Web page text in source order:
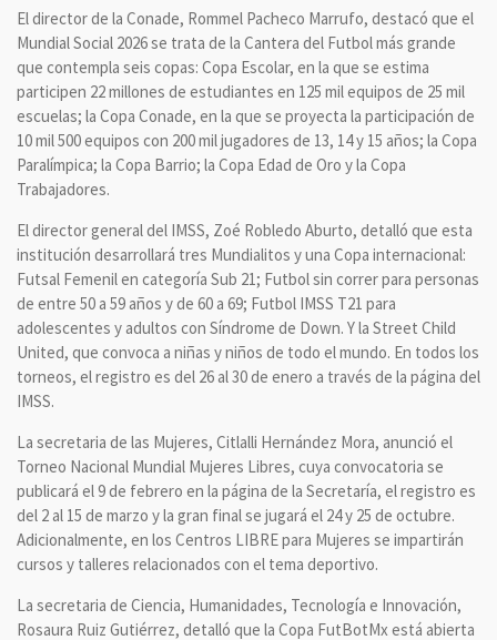
El director de la Conade, Rommel Pacheco Marrufo, destacó que el
Mundial Social 2026 se trata de la Cantera del Futbol más grande
que contempla seis copas: Copa Escolar, en la que se estima
participen 22 millones de estudiantes en 125 mil equipos de 25 mil
escuelas; la Copa Conade, en la que se proyecta la participación de
10 mil 500 equipos con 200 mil jugadores de 13, 14 y 15 años; la Copa
Paralímpica; la Copa Barrio; la Copa Edad de Oro y la Copa
Trabajadores.
El director general del IMSS, Zoé Robledo Aburto, detalló que esta
institución desarrollará tres Mundialitos y una Copa internacional:
Futsal Femenil en categoría Sub 21; Futbol sin correr para personas
de entre 50 a 59 años y de 60 a 69; Futbol IMSS T21 para
adolescentes y adultos con Síndrome de Down. Y la Street Child
United, que convoca a niñas y niños de todo el mundo. En todos los
torneos, el registro es del 26 al 30 de enero a través de la página del
IMSS.
La secretaria de las Mujeres, ⁠Citlalli Hernández Mora, anunció el
Torneo Nacional Mundial Mujeres Libres, cuya convocatoria se
publicará el 9 de febrero en la página de la Secretaría, el registro es
del 2 al 15 de marzo y la gran final se jugará el 24 y 25 de octubre.
Adicionalmente, en los Centros LIBRE para Mujeres se impartirán
cursos y talleres relacionados con el tema deportivo.
La secretaria de Ciencia, Humanidades, Tecnología e Innovación,
Rosaura Ruiz Gutiérrez, detalló que la Copa FutBotMx está abierta